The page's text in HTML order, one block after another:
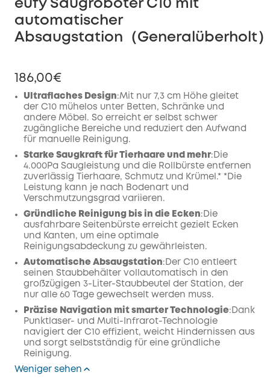
eufy Saugroboter C10 mit
automatischer
Absaugstation（Generalüberholt
186,00€
Ultraflaches Design:Mit nur 7,3 cm Höhe gleitet
der C10 mühelos unter Betten, Schränke und
andere Möbel. So erreicht er selbst schwer
zugängliche Bereiche und reduziert den Aufwand
für manuelle Reinigung.
Starke Saugkraft für Tierhaare und mehr:Die
4.000Pa Saugleistung und die Rollbürste entfernen
zuverlässig Tierhaare, Schmutz und Krümel.* *Die
Leistung kann je nach Bodenart und
Verschmutzungsgrad variieren.
Gründliche Reinigung bis in die Ecken:Die
ausfahrbare Seitenbürste erreicht gezielt Ecken
und Kanten, um eine optimale
Reinigungsabdeckung zu gewährleisten.
Automatische Absaugstation:Der C10 entleert
seinen Staubbehälter vollautomatisch in den
großzügigen 3-Liter-Staubbeutel der Station, der
nur alle 60 Tage gewechselt werden muss.
Präzise Navigation mit smarter Technologie:Dank
Punktlaser- und Multi-Infrarot-Technologie
navigiert der C10 effizient, weicht Hindernissen aus
und sorgt selbstständig für eine gründliche
Reinigung.
Weniger sehen